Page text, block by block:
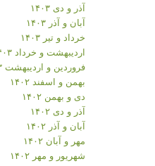
آذر و دی ۱۴۰۳
آبان و آذر ۱۴۰۳
خرداد و تیر ۱۴۰۳
اردیبهشت و خرداد ۱۴۰۳
فروردین و اردیبهشت ۱۴۰۳
بهمن و اسفند ۱۴۰۲
دی و بهمن ۱۴۰۲
آذر و دی ۱۴۰۲
آبان و آذر ۱۴۰۲
مهر و آبان ۱۴۰۲
شهریور و مهر ۱۴۰۲